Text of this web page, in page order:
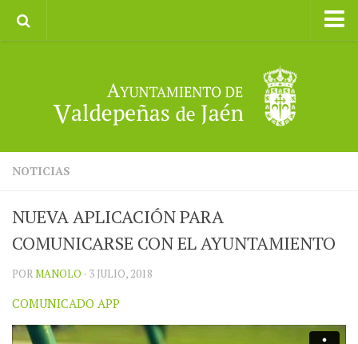
II CXM ROMPEALBARCAS 2023
NOTICIAS
NUEVA APLICACIÓN PARA
COMUNICARSE CON EL AYUNTAMIENTO
PORMANOLO · 3 JULIO, 2018
COMUNICADO APP